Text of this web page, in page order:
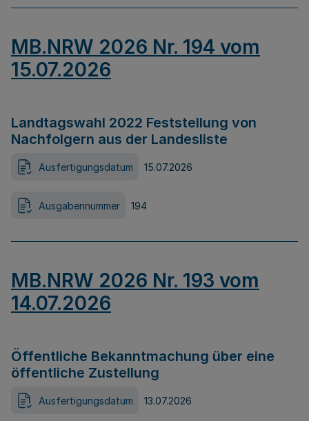
MB.NRW 2026 Nr. 194 vom
15.07.2026
Landtagswahl 2022 Feststellung von
Nachfolgern aus der Landesliste
Ausfertigungsdatum 15.07.2026
Ausgabennummer 194
MB.NRW 2026 Nr. 193 vom
14.07.2026
Öffentliche Bekanntmachung über eine
öffentliche Zustellung
Ausfertigungsdatum 13.07.2026